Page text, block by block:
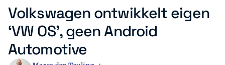
Volkswagen ontwikkelt eigen
‘VW OS’, geen Android
Automotive